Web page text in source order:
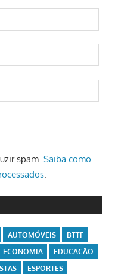
spam. Saiba como
.
AUTOMÓVEIS
BTTF
ECONOMIA
EDUCAÇÃO
ESPORTES